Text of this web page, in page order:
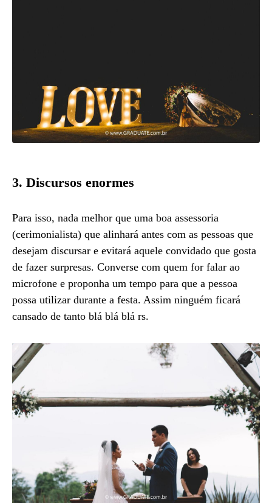
3. Discursos enormes
Para isso, nada melhor que uma boa assessoria
(cerimonialista) que alinhará antes com as pessoas que
desejam discursar e evitará aquele convidado que gosta
de fazer surpresas. Converse com quem for falar ao
microfone e proponha um tempo para que a pessoa
possa utilizar durante a festa. Assim ninguém ficará
cansado de tanto blá blá blá rs.